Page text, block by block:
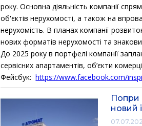
року. Основна діяльність компанії
об'єктів нерухомості, а також на
нерухомість. В планах компанії
нових форматів нерухомості та
До 2025 року в портфелі компанії
сервісних апартаментів, об’єкти
Фейсбук:https://www.facebook.com/
Попри
новий